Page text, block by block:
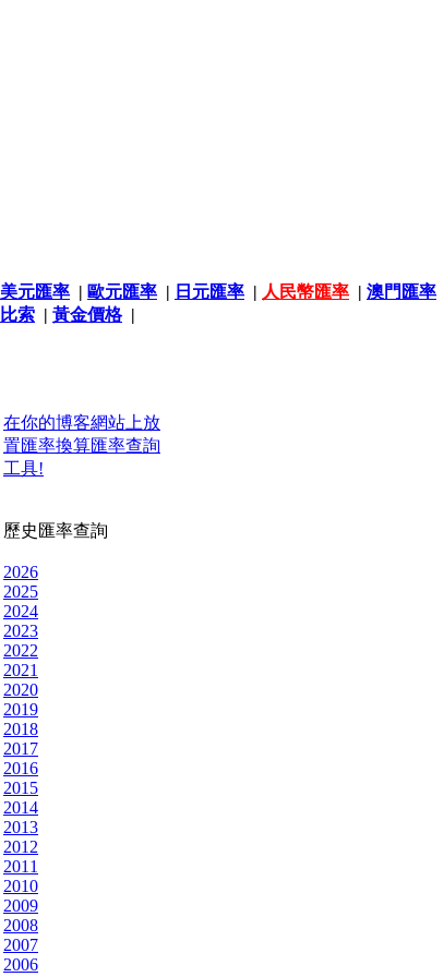
美元匯率 | 歐元匯率 | 日元匯率 | 人民幣匯率 | 澳門匯率
比索 | 黃金價格|
在你的博客網站上放
置匯率換算匯率查詢
工具!
歷史匯率查詢
2026
2025
2024
2023
2022
2021
2020
2019
2018
2017
2016
2015
2014
2013
2012
2011
2010
2009
2008
2007
2006